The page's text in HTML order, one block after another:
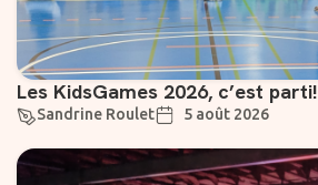
Les KidsGames 2026, c’est parti!
Sandrine Roulet 5 août 2026